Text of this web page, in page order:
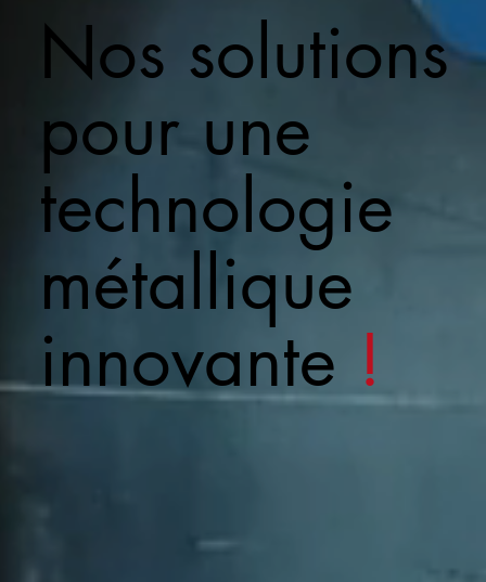
Nos solutions
pour une
technologie
métallique
innovante !